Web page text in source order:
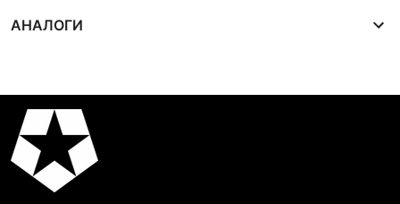
АНАЛОГИ